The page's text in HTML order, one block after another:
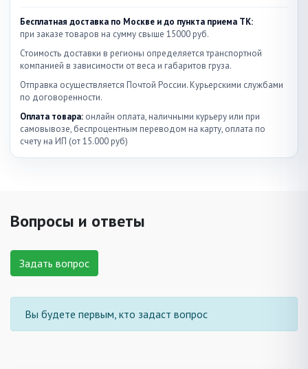
Бесплатная доставка по Москве и до пункта приема ТК:
при заказе товаров на сумму свыше 15000 руб.
Стоимость доставки в регионы определяется транспортной
компанией в зависимости от веса и габаритов груза.
Отправка осуществляется Почтой России. Курьерскими службами
по договоренности.
Оплата товара: онлайн оплата, наличными курьеру или при
самовывозе, беспроцентным переводом на карту, оплата по
счету на ИП (от 15.000 руб)
Вопросы и ответы
Задать вопрос
Вы будете первым, кто задаст вопрос